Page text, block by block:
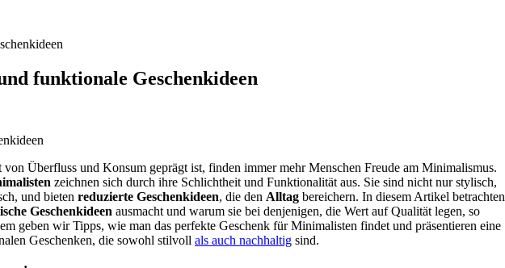
funktionale Geschenkideen
Überfluss und Konsum geprägt ist, finden immer mehr Menschen Freude am Minimalismus.
zeichnen sich durch ihre Schlichtheit und Funktionalität aus. Sie sind nicht nur stylisch,
und bieten reduzierte Geschenkideen, die den Alltag bereichern. In diesem Artikel betrachten
Geschenkideen ausmacht und warum sie bei denjenigen, die Wert auf Qualität legen, so
geben wir Tipps, wie man das perfekte Geschenk für Minimalisten findet und präsentieren eine
Geschenken, die sowohl stilvoll als auch nachhaltig sind.